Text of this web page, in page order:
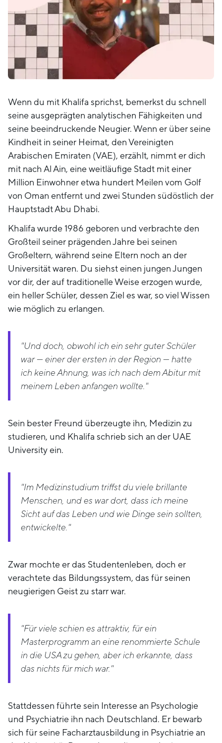
Wenn du mit Khalifa sprichst, bemerkst du schnell
seine ausgeprägten analytischen Fähigkeiten und
seine beeindruckende Neugier. Wenn er über seine
Kindheit in seiner Heimat, den Vereinigten
Arabischen Emiraten (VAE), erzählt, nimmt er dich
mit nach Al Ain, eine weitläufige Stadt mit einer
Million Einwohner etwa hundert Meilen vom Golf
von Oman entfernt und zwei Stunden südöstlich der
Hauptstadt Abu Dhabi.
Khalifa wurde 1986 geboren und verbrachte den
Großteil seiner prägenden Jahre bei seinen
Großeltern, während seine Eltern noch an der
Universität waren. Du siehst einen jungen Jungen
vor dir, der auf traditionelle Weise erzogen wurde,
ein heller Schüler, dessen Ziel es war, so viel Wissen
wie möglich zu erlangen.
"Und doch, obwohl ich ein sehr guter Schüler
war — einer der ersten in der Region — hatte
ich keine Ahnung, was ich nach dem Abitur mit
meinem Leben anfangen wollte."
Sein bester Freund überzeugte ihn, Medizin zu
studieren, und Khalifa schrieb sich an der UAE
University ein.
"Im Medizinstudium triffst du viele brillante
Menschen, und es war dort, dass ich meine
Sicht auf das Leben und wie Dinge sein sollten,
entwickelte."
Zwar mochte er das Studentenleben, doch er
verachtete das Bildungssystem, das für seinen
neugierigen Geist zu starr war.
"Für viele schien es attraktiv, für ein
Masterprogramm an eine renommierte Schule
in die USA zu gehen, aber ich erkannte, dass
das nichts für mich war."
Stattdessen führte sein Interesse an Psychologie
und Psychiatrie ihn nach Deutschland. Er bewarb
sich für seine Facharztausbildung in Psychiatrie an